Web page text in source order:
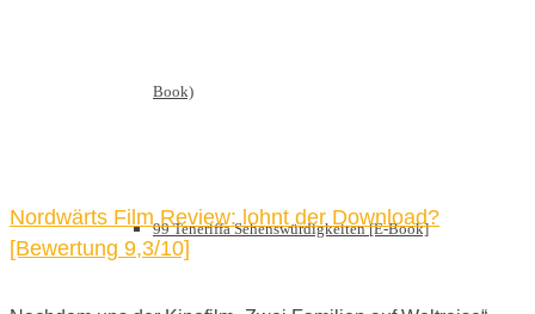
Book)
99 Teneriffa Sehenswürdigkeiten [E-Book]
Nordwärts Film Review: lohnt der Download?
[Bewertung 9,3/10]